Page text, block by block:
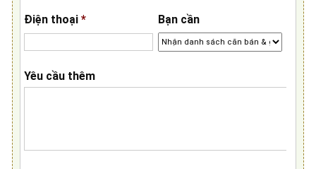
Điện thoại * Bạn cần
Yêu cầu thêm